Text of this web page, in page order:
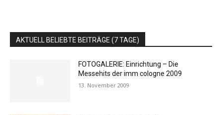
AKTUELL BELIEBTE BEITRÄGE (7 TAGE)
FOTOGALERIE: Einrichtung – Die
Messehits der imm cologne 2009
13. November 2009